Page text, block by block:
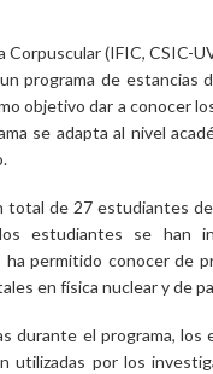
(IFIC, CSIC-
programa de estancias
objetivo dar a conocer
se adapta al nivel
total de 27 estudiantes
estudiantes se han
permitido conocer de
en física nuclear y de
durante el programa,
utilizadas por los